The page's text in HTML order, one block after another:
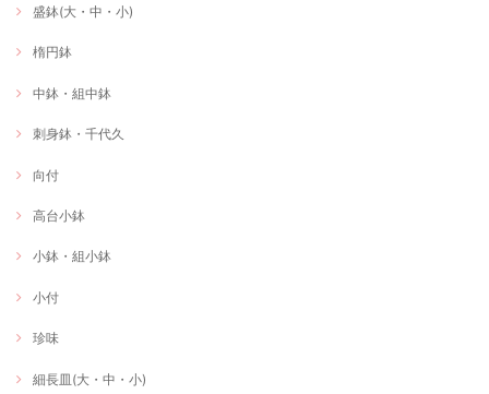
盛鉢(大・中・小)
楕円鉢
中鉢・組中鉢
刺身鉢・千代久
向付
高台小鉢
小鉢・組小鉢
小付
珍味
細長皿(大・中・小)